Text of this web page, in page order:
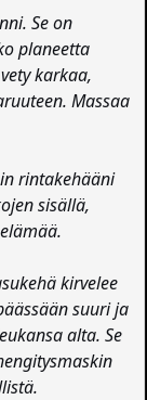
Se on
planeetta
karkaa,
Massaa
rintakehääni
sisällä,
kirvelee
suuri ja
alta. Se